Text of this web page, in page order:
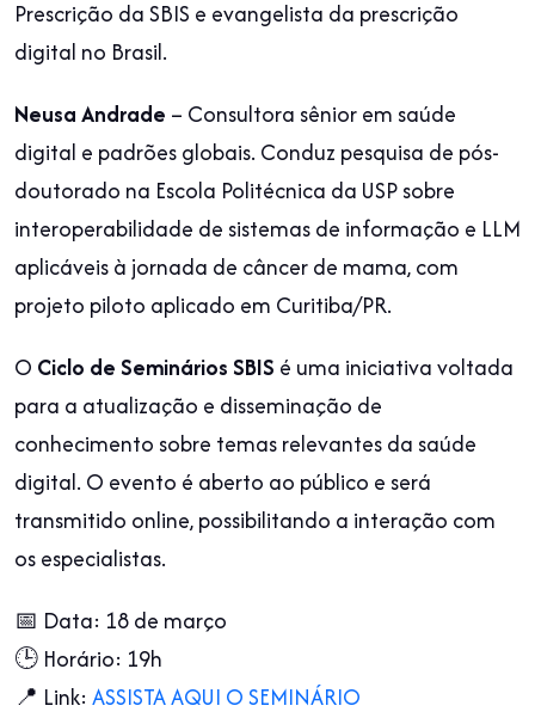
Prescrição da SBIS e evangelista da prescrição
digital no Brasil.
Neusa Andrade – Consultora sênior em saúde
digital e padrões globais. Conduz pesquisa de pós-
doutorado na Escola Politécnica da USP sobre
interoperabilidade de sistemas de informação e LLM
aplicáveis à jornada de câncer de mama, com
projeto piloto aplicado em Curitiba/PR.
O Ciclo de Seminários SBIS é uma iniciativa voltada
para a atualização e disseminação de
conhecimento sobre temas relevantes da saúde
digital. O evento é aberto ao público e será
transmitido online, possibilitando a interação com
os especialistas.
📅 Data: 18 de março
🕒 Horário: 19h
📍 Link: ASSISTA AQUI O SEMINÁRIO